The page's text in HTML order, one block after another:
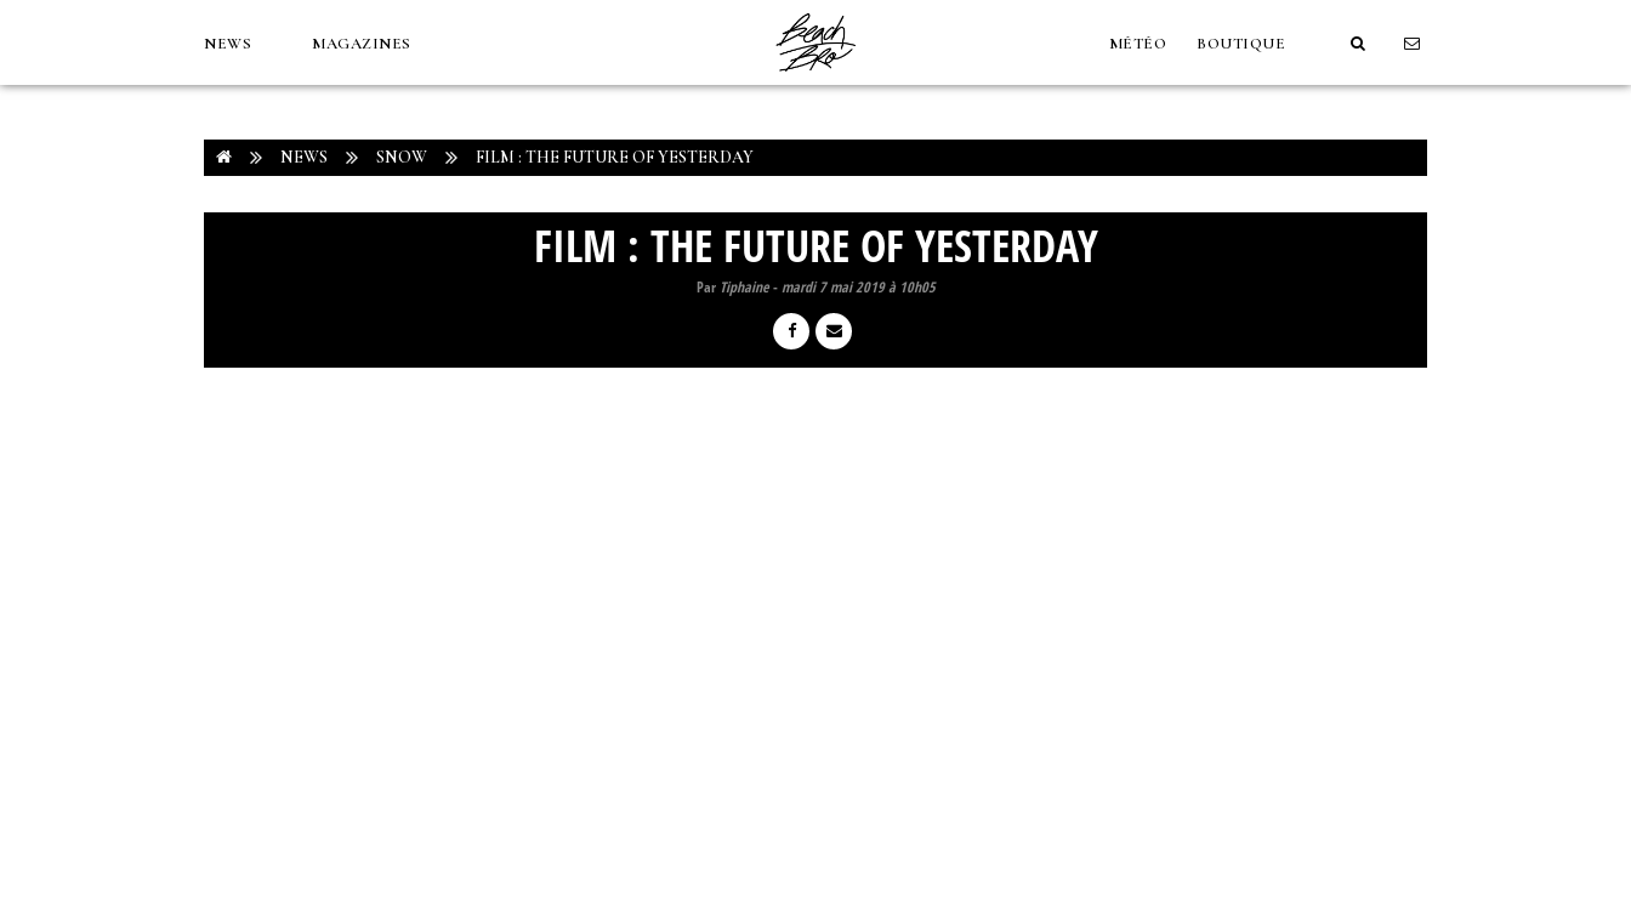
NEWS MAGAZINES MÉTÉO BOUTIQUE
NEWS SNOW FILM : THE FUTURE OF YESTERDAY
FILM : THE FUTURE OF YESTERDAY
Par Tiphaine-mardi 7 mai 2019 à 10h05